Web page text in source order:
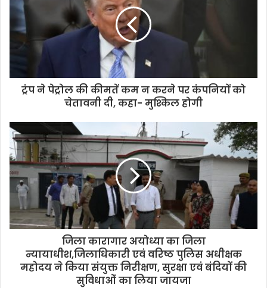
ट्रंप ने पेट्रोल की कीमतें कम न करने पर कंपनियों को
चेतावनी दी, कहा- मुश्किल होगी
जिला कारागार अयोध्या का जिला
न्यायाधीश,जिलाधिकारी एवं वरिष्ठ पुलिस अधीक्षक
महोदय ने किया संयुक्त निरीक्षण, सुरक्षा एवं बंदियों की
सुविधाओं का लिया जायजा